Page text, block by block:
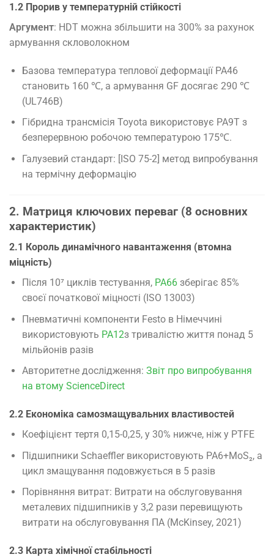
1.2 Прорив у температурній стійкості
Аргумент: HDT можна збільшити на 300% за рахунок
армування скловолокном
Базова температура теплової деформації PA46
становить 160 ℃, а армування GF досягає 290 ℃
(UL746B)
Гібридна трансмісія Toyota використовує PA9T з
безперервною робочою температурою 175℃.
Галузевий стандарт: [ISO 75-2] метод випробування
на термічну деформацію
2. Матриця ключових переваг (8 основних
характеристик)
2.1 Король динамічного навантаження (втомна
міцність)
Після 10⁷ циклів тестування, PA66зберігає 85%
своєї початкової міцності (ISO 13003)
Пневматичні компоненти Festo в Німеччині
використовують PA12з тривалістю життя понад 5
мільйонів разів
Авторитетне дослідження: Звіт про випробування
на втому ScienceDirect
2.2 Економіка самозмащувальних властивостей
Коефіцієнт тертя 0,15-0,25, у 30% нижче, ніж у PTFE
Підшипники Schaeffler використовують PA6+MoS₂, а
цикл змащування подовжується в 5 разів
Порівняння витрат: Витрати на обслуговування
металевих підшипників у 3,2 рази перевищують
витрати на обслуговування ПА (McKinsey, 2021)
2.3 Карта хімічної стабільності